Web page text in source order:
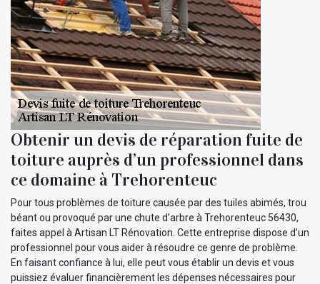
Obtenir un devis de réparation fuite de
toiture auprès d’un professionnel dans
ce domaine à Trehorenteuc
Pour tous problèmes de toiture causée par des tuiles abimés, trou
béant ou provoqué par une chute d’arbre à Trehorenteuc 56430,
faites appel à Artisan LT Rénovation. Cette entreprise dispose d’un
professionnel pour vous aider à résoudre ce genre de problème.
En faisant confiance à lui, elle peut vous établir un devis et vous
puissiez évaluer financièrement les dépenses nécessaires pour